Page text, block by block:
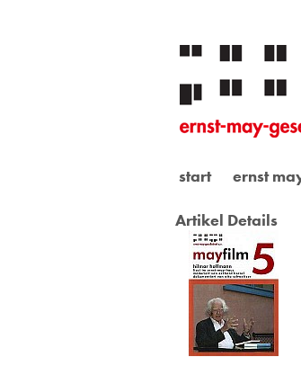
start ernst
Artikel Details